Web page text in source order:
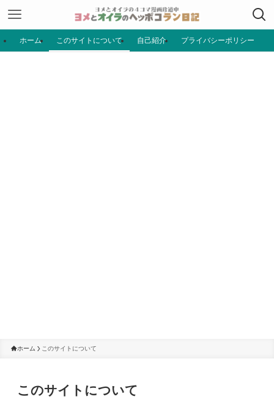
ホーム このサイトについて 自己紹介 プライバシーポリシー
ホーム このサイトについて
このサイトについて